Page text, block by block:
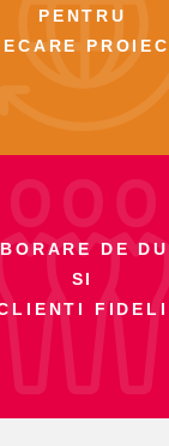
PENTRU
DE
SI
FIDELI